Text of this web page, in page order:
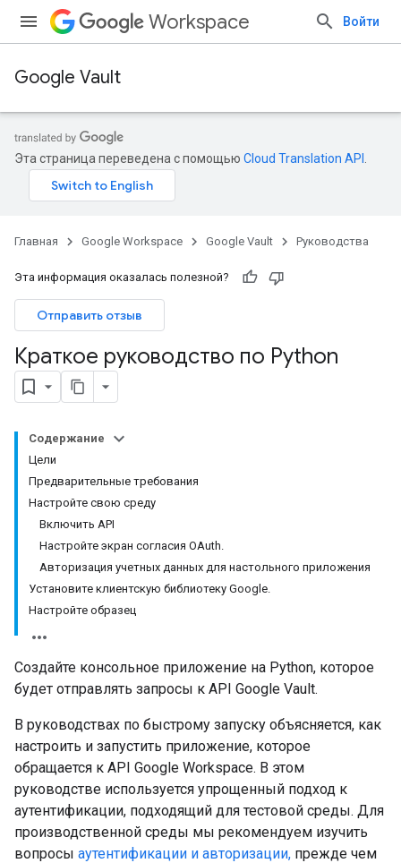
Workspace Войти
Google Vault
Эта страница переведена с помощью Cloud Translation API
Главная Google Workspace Google Vault Руководства
Эта информация оказалась полезной?
Отправить отзыв
Краткое руководство по Python
Содержание
Цели
Предварительные требования
Настройте свою среду
Включить API
Настройте экран согласия OAuth.
Авторизация учетных данных для настольного приложения
Установите клиентскую библиотеку Google.
Настройте образец
Создайте консольное приложение на Python, которое
будет отправлять запросы к API Google Vault.
В руководствах по быстрому запуску объясняется, как
настроить и запустить приложение, которое
обращается к API Google Workspace. В этом
руководстве используется упрощенный подход к
аутентификации, подходящий для тестовой среды. Для
производственной среды мы рекомендуем изучить
вопросы аутентификации и авторизации, прежде чем